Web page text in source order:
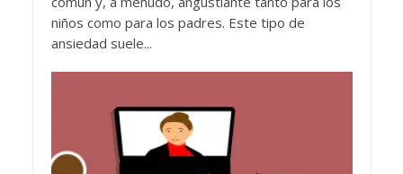
niños como para los padres. Este tipo de
ansiedad suele...